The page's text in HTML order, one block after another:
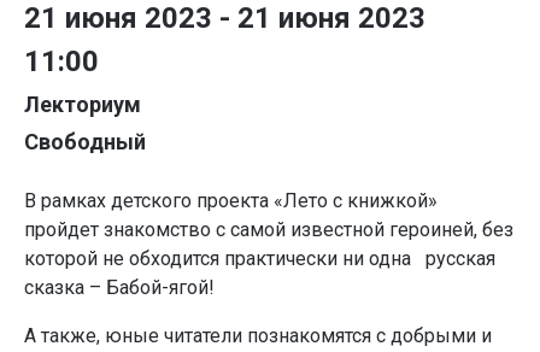
21 июня 2023 - 21 июня 2023
11:00
Лекториум
Свободный
В рамках детского проекта «Лето с книжкой»
пройдет знакомство с самой известной героиней, без
которой не обходится практически ни одна русская
сказка – Бабой-ягой!
А также, юные читатели познакомятся с добрыми и